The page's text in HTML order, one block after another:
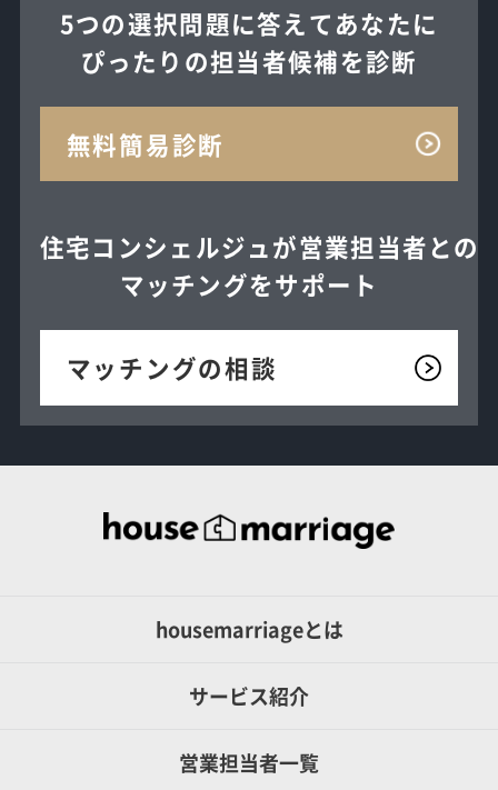
5つの選択問題に答えてあなたに
ぴったりの担当者候補を診断
無料簡易診断
住宅コンシェルジュが営業担当者との
マッチングをサポート
マッチングの相談
housemarriageとは
サービス紹介
営業担当者一覧